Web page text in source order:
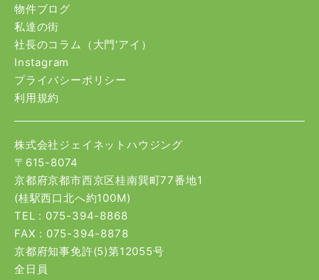
物件ブログ
私達の街
社長のコラム（大門'アイ）
Instagram
プライバシーポリシー
利用規約
株式会社ジェイネットハウジング
〒615-8074
京都府京都市西京区桂南巽町77番地1
(桂駅西口北へ約100M)
TEL : 075-394-8868
FAX : 075-394-8878
京都府知事免許(5)第12055号
全日員